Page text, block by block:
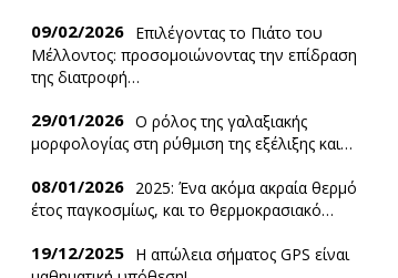
09/02/2026 Επιλέγοντας το Πιάτο του
Μέλλοντος: προσομοιώνοντας την επίδραση
της διατροφή…
29/01/2026 Ο ρόλος της γαλαξιακής
μορφολογίας στη ρύθμιση της εξέλιξης και…
08/01/2026 2025: Ένα ακόμα ακραία θερμό
έτος παγκοσμίως, και το θερμοκρασιακό…
19/12/2025 Η απώλεια σήματος GPS είναι